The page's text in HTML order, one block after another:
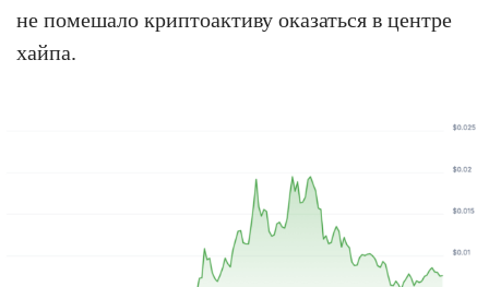
не помешало криптоактиву оказаться в центре
хайпа.